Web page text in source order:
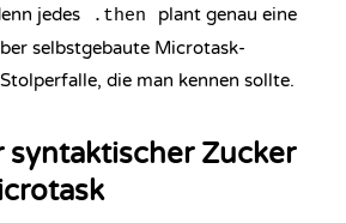
jedes
.then
plant genau eine
selbstgebaute Microtask-
die man kennen sollte.
syntaktischer Zucker